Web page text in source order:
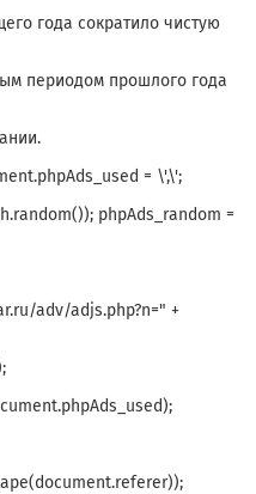
года сократило чистую
периодом прошлого года
= \',\';
phpAds_random =
adv/adjs.php?n=" +